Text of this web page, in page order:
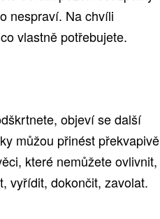
nespraví. Na chvíli
vlastně potřebujete.
objeví se další
můžou přinést překvapivě
které nemůžete ovlivnit,
vyřídit, dokončit, zavolat.